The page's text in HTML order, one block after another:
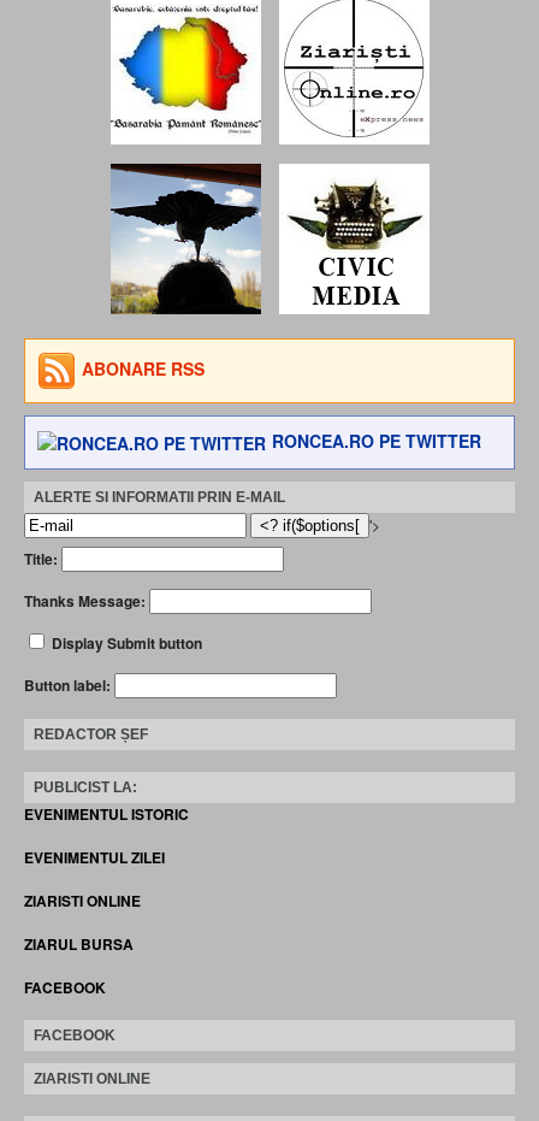
ABONARE RSS
RONCEA.RO PE TWITTER
ALERTE SI INFORMATII PRIN E-MAIL
'>
Title:
Thanks Message:
Display Submit button
Button label:
REDACTOR ȘEF
PUBLICIST LA:
EVENIMENTUL ISTORIC
EVENIMENTUL ZILEI
ZIARISTI ONLINE
ZIARUL BURSA
FACEBOOK
FACEBOOK
ZIARISTI ONLINE